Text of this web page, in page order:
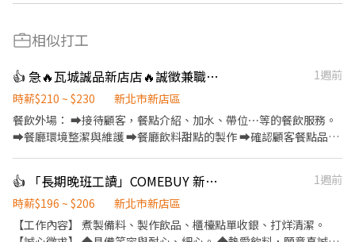
相似打工
👍 急🔥瓦城誠品新店店🔥誠徵兼職服務人員
1週前
時薪$210 ~ $230
新北市新店區
餐飲外場： ➡️接待顧客，餐點介紹、加水、帶位⋯等的餐飲服務。
➡️餐廳環境整潔與維護 ➡️餐廳飲料甜點的製作 ➡️確認顧客餐點品質
獎
👍 「長期晚班工讀」COMEBUY 新店光明店
1週前
時薪$196 ~ $206
新北市新店區
【工作內容】 煮製備料、製作飲品、櫃檯點單收銀、打烊清潔。